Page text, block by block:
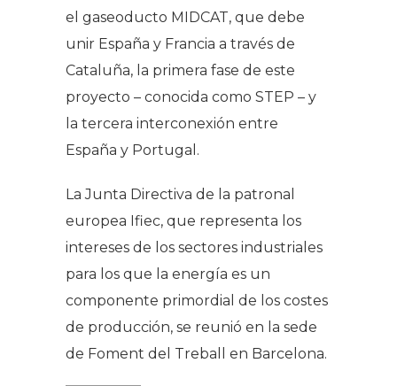
el gaseoducto MIDCAT, que debe
unir España y Francia a través de
Cataluña, la primera fase de este
proyecto – conocida como STEP – y
la tercera interconexión entre
España y Portugal.
La Junta Directiva de la patronal
europea Ifiec, que representa los
intereses de los sectores industriales
para los que la energía es un
componente primordial de los costes
de producción, se reunió en la sede
de Foment del Treball en Barcelona.